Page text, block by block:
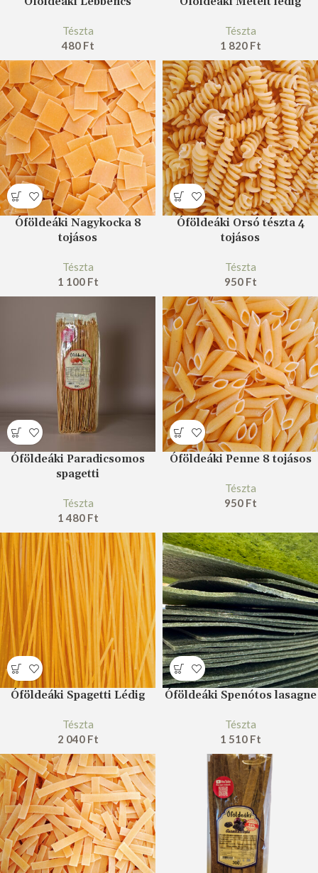
Tészta
480 Ft
Tészta
1 820 Ft
Óföldeáki Nagykocka 8
tojásos
Tészta
1 100 Ft
Óföldeáki Orsó tészta 4
tojásos
Tészta
950 Ft
Óföldeáki Paradicsomos
spagetti
Tészta
1 480 Ft
Óföldeáki Penne 8 tojásos
Tészta
950 Ft
Óföldeáki Spagetti Lédig
Tészta
2 040 Ft
Óföldeáki Spenótos lasagne
Tészta
1 510 Ft